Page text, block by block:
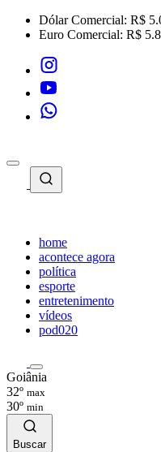
Dólar Comercial: R$
Euro Comercial: R$
home
acontece agora
política
esporte
entretenimento
vídeos
pod020
Goiânia
32º max
30º min
Buscar